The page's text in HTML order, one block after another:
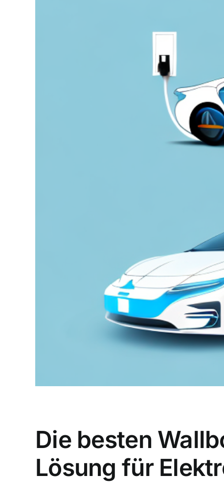
Die besten
Lösung für